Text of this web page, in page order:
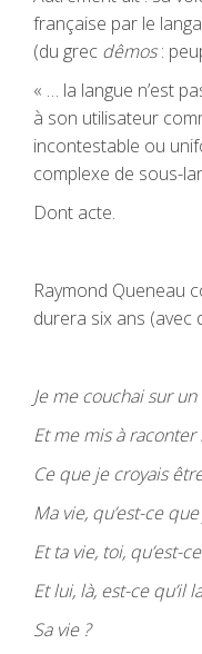
française par le
(du grec dêmos:
« … la langue n’est
à son utilisateur
incontestable ou
complexe de sous-
Dont acte.
Raymond Queneau
durera six ans (avec
Je me couchai sur
Et me mis à raconter
Ce que je croyais
Ma vie, qu’est-ce
Et ta vie, toi, qu’est-
Et lui, là, est-ce qu’il
Sa vie ?